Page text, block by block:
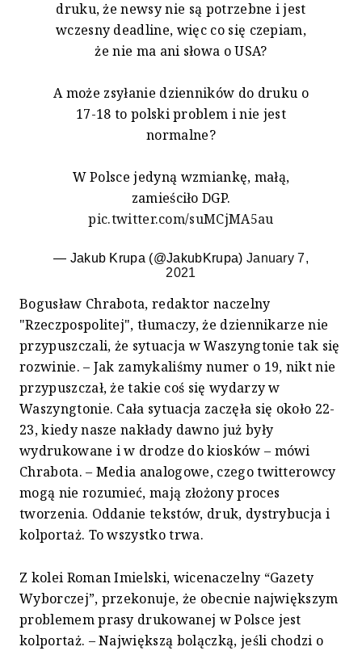
druku, że newsy nie są potrzebne i jest
wczesny deadline, więc co się czepiam,
że nie ma ani słowa o USA?
A może zsyłanie dzienników do druku o
17-18 to polski problem i nie jest
normalne?
W Polsce jedyną wzmiankę, małą,
zamieściło DGP.
pic.twitter.com/suMCjMA5au
— Jakub Krupa (@JakubKrupa) January 7,
2021
Bogusław Chrabota, redaktor naczelny
"Rzeczpospolitej", tłumaczy, że dziennikarze nie
przypuszczali, że sytuacja w Waszyngtonie tak się
rozwinie. – Jak zamykaliśmy numer o 19, nikt nie
przypuszczał, że takie coś się wydarzy w
Waszyngtonie. Cała sytuacja zaczęła się około 22-
23, kiedy nasze nakłady dawno już były
wydrukowane i w drodze do kiosków – mówi
Chrabota. – Media analogowe, czego twitterowcy
mogą nie rozumieć, mają złożony proces
tworzenia. Oddanie tekstów, druk, dystrybucja i
kolportaż. To wszystko trwa.
Z kolei Roman Imielski, wicenaczelny “Gazety
Wyborczej”, przekonuje, że obecnie największym
problemem prasy drukowanej w Polsce jest
kolportaż. – Największą bolączką, jeśli chodzi o